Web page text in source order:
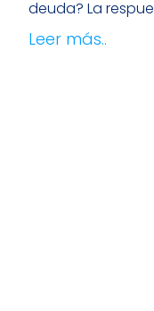
deuda? La
Leer más..